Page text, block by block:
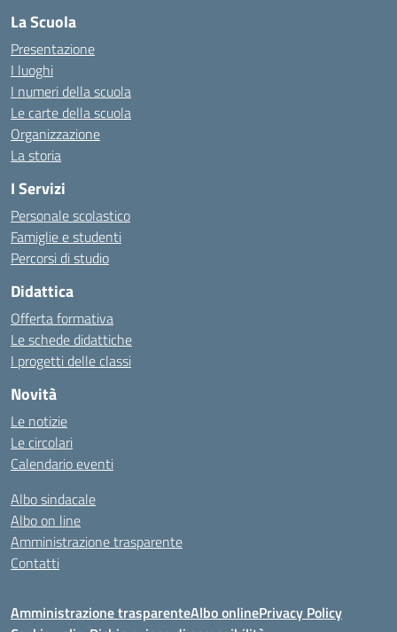
La Scuola
Presentazione
I luoghi
I numeri della scuola
Le carte della scuola
Organizzazione
La storia
I Servizi
Personale scolastico
Famiglie e studenti
Percorsi di studio
Didattica
Offerta formativa
Le schede didattiche
I progetti delle classi
Novità
Le notizie
Le circolari
Calendario eventi
Albo sindacale
Albo on line
Amministrazione trasparente
Contatti
Amministrazione trasparenteAlbo onlinePrivacy Policy